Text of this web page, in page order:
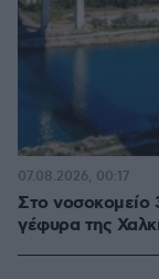
Στο νοσοκομείο
γέφυρα της
07.08.2026, 00:17